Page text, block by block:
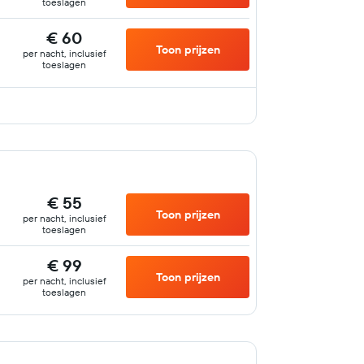
€ 60
per nacht, inclusief
toeslagen
Toon prijzen
€ 55
per nacht, inclusief
toeslagen
Toon prijzen
€ 99
per nacht, inclusief
toeslagen
Toon prijzen